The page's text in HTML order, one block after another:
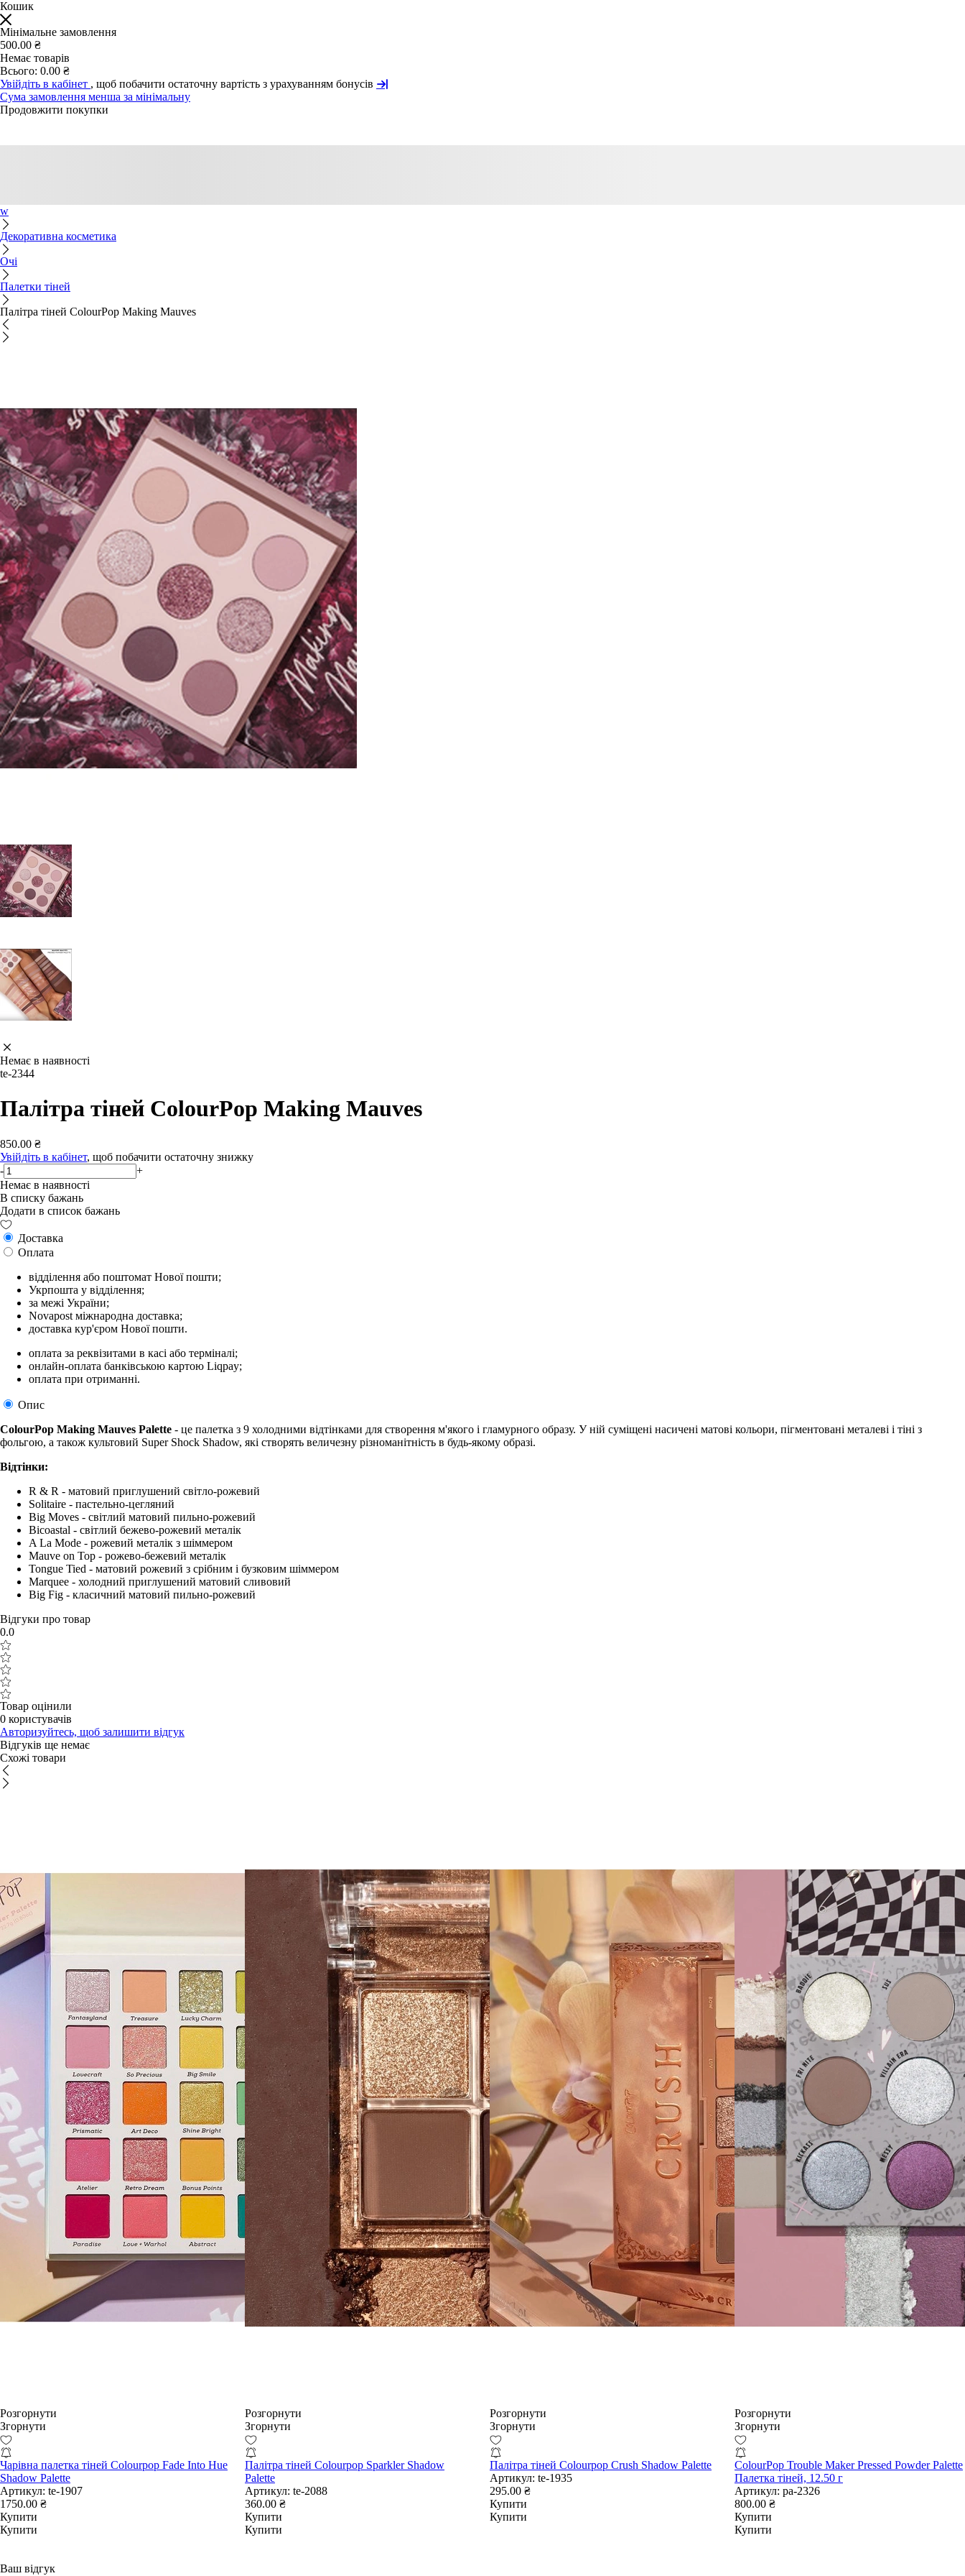
Кошик
Мінімальне замовлення
500.00 ₴
Немає товарів
Всього: 0.00 ₴
Увійдіть в кабінет , щоб побачити остаточну вартість з урахуванням бонусів
Сума замовлення менша за мінімальну
Продовжити покупки
w
Декоративна косметика
Очі
Палетки тіней
Палітра тіней ColourPop Making Mauves
Немає в наявності
te-2344
Палітра тіней ColourPop Making Mauves
850.00 ₴
Увійдіть в кабінет, щоб побачити остаточну знижку
-
+
Немає в наявності
В списку бажань
Додати в список бажань
Доставка
Оплата
відділення або поштомат Нової пошти;
Укрпошта у відділення;
за межі України;
Novapost міжнародна доставка;
доставка кур'єром Нової пошти.
оплата за реквізитами в касі або терміналі;
онлайн-оплата банківською картою Liqpay;
оплата при отриманні.
Опис
ColourPop Making Mauves Palette - це палетка з 9 холодними відтінками для створення м'якого і гламурного образу. У ній суміщені насичені матові кольори, пігментовані металеві і тіні з
фольгою, а також культовий Super Shock Shadow, які створять величезну різноманітність в будь-якому образі.
Відтінки:
R & R - матовий приглушений світло-рожевий
Solitaire - пастельно-цегляний
Big Moves - світлий матовий пильно-рожевий
Bicoastal - світлий бежево-рожевий металік
A La Mode - рожевий металік з шіммером
Mauve on Top - рожево-бежевий металік
Tongue Tied - матовий рожевий з срібним і бузковим шіммером
Marquee - холодний приглушений матовий сливовий
Big Fig - класичний матовий пильно-рожевий
Відгуки про товар
0.0
Товар оцінили
0 користувачів
Авторизуйтесь, щоб залишити відгук
Відгуків ще немає
Схожі товари
Розгорнути
Згорнути
Чарівна палетка тіней Colourpop Fade Into Hue
Shadow Palette
Артикул: te-1907
1750.00 ₴
Купити
Купити
Розгорнути
Згорнути
Палітра тіней Colourpop Sparkler Shadow
Palette
Артикул: te-2088
360.00 ₴
Купити
Купити
Розгорнути
Згорнути
Палітра тіней Colourpop Crush Shadow Palette
Артикул: te-1935
295.00 ₴
Купити
Купити
Розгорнути
Згорнути
ColourPop Trouble Maker Pressed Powder Palette
Палетка тіней, 12.50 г
Артикул: pa-2326
800.00 ₴
Купити
Купити
Ваш відгук